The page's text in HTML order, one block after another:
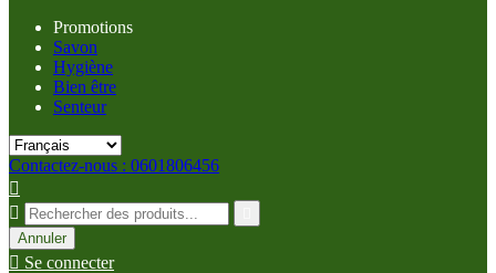
Promotions
Savon
Hygiène
Bien être
Senteur
Contactez-nous : 0601806456


Annuler
 Se connecter